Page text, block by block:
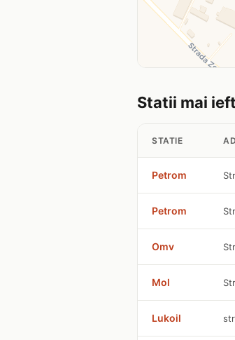
Statii mai
STATIE
Petrom
Petrom
Omv
Mol
Lukoil